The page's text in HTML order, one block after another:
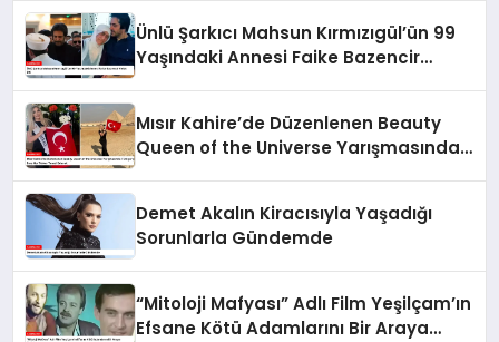
Ünlü Şarkıcı Mahsun Kırmızıgül’ün 99
Yaşındaki Annesi Faike Bazencir
Mısır Kahire’de Düzenlenen Beauty
Queen of the Universe Yarışmasında
Demet Akalın Kiracısıyla Yaşadığı
Sorunlarla Gündemde
“Mitoloji Mafyası” Adlı Film Yeşilçam’ın
Efsane Kötü Adamlarını Bir Araya